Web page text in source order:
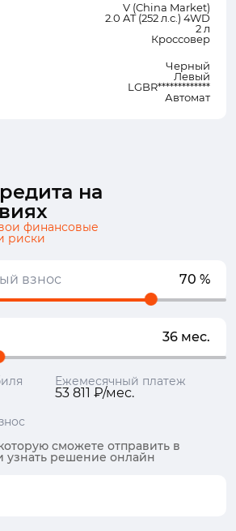
V (China Market)
2.0 AT (252 л.с.) 4WD
2 л
Кроссовер
Черный
Левый
LGBR*************
Автомат
на
финансовые
риски
взнос 70 %
36 мес.
Ежемесячный платеж
53 811 ₽/мес.
сможете отправить в
узнать решение онлайн